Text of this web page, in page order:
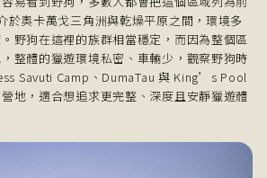
於奧卡萬戈三角洲與乾燥平原之間，環境多
野狗在這裡的族群相當穩定，而因為整個區
整體的獵遊環境私密、車輛少，觀察野狗時
Savuti Camp、DumaTau 與 King’s Pool
地，適合想追求更完整、深度且安靜獵遊體